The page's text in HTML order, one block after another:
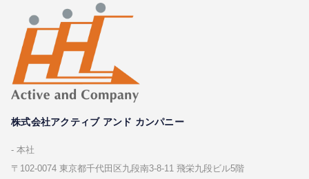
株式会社アクティブ アンド カンパニー
本社
〒102-0074 東京都千代⽥区九段南3-8-11 飛栄九段ビル5階